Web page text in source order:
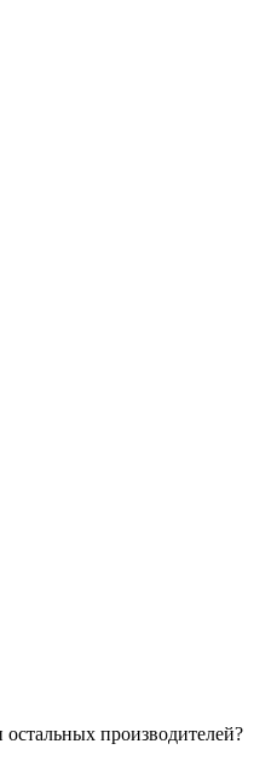
производителей?